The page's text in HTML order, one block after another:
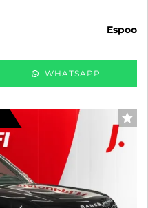
espoo
WHATSAPP